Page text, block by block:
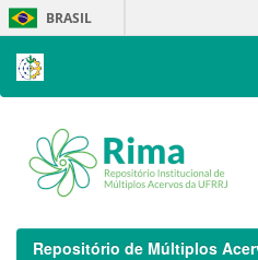
Skip
navigation
BRASIL
Repositório de Múltiplos